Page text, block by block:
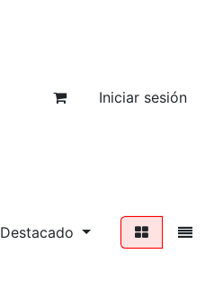
Iniciar sesión
Destacado